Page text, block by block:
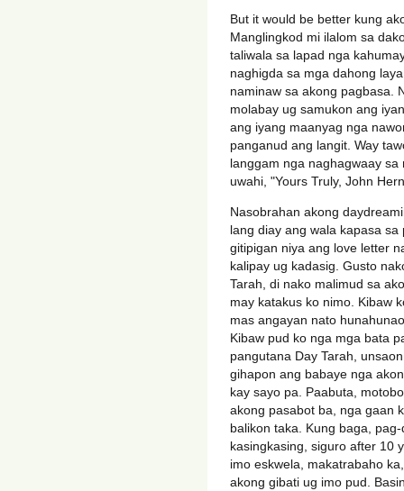
But it would be better kung
Manglingkod mi ilalom sa
taliwala sa lapad nga
naghigda sa mga dahong
naminaw sa akong pagbasa.
molabay ug samukon ang
ang iyang maanyag nga
panganud ang langit. Way
langgam nga naghagwaay
uwahi, "Yours Truly, John
Nasobrahan akong
lang diay ang wala kapasa
gitipigan niya ang love letter
kalipay ug kadasig. Gusto
Tarah, di nako malimud sa
may katakus ko nimo. Kibaw
mas angayan nato
Kibaw pud ko nga mga bata
pangutana Day Tarah,
gihapon ang babaye nga
kay sayo pa. Paabuta,
akong pasabot ba, nga gaan
balikon taka. Kung baga,
kasingkasing, siguro after 10
imo eskwela, makatrabaho
akong gibati ug imo pud.